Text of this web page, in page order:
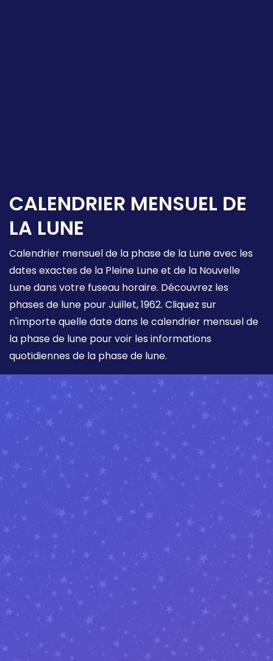
CALENDRIER MENSUEL DE
LA LUNE
Calendrier mensuel de la phase de la Lune avec les
dates exactes de la Pleine Lune et de la Nouvelle
Lune dans votre fuseau horaire. Découvrez les
phases de lune pour Juillet, 1962. Cliquez sur
n'importe quelle date dans le calendrier mensuel de
la phase de lune pour voir les informations
quotidiennes de la phase de lune.